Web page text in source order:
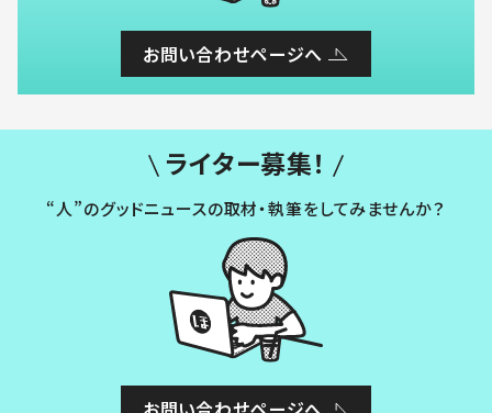
お問い合わせページへ
ライター募集！
“人”のグッドニュースの取材・執筆をしてみませんか？